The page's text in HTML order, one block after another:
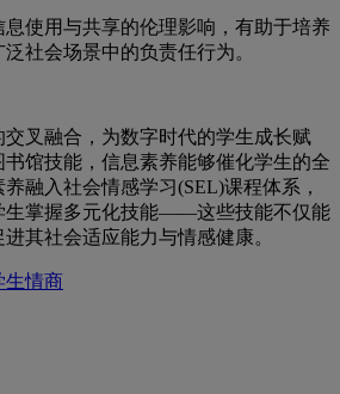
使用与共享的伦理影响，有助于培养
社会场景中的负责任行为。
叉融合，为数字时代的学生成长赋
馆技能，信息素养能够催化学生的全
融入社会情感学习(SEL)课程体系，
生掌握多元化技能——这些技能不仅能
其社会适应能力与情感健康。
生情商